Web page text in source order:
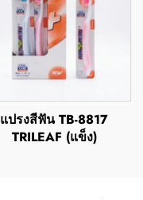
แปรงสีฟัน TB-8817
TRILEAF (แข็ง)